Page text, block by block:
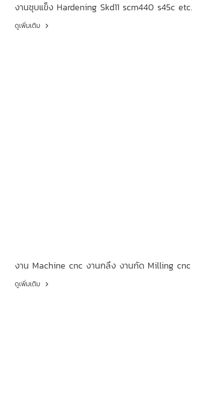
งานชุบแข็ง Hardening Skd11 scm440 s45c etc.
ดูเพิ่มเติม
งาน Machine cnc งานกลึง งานกัด Milling cnc
ดูเพิ่มเติม